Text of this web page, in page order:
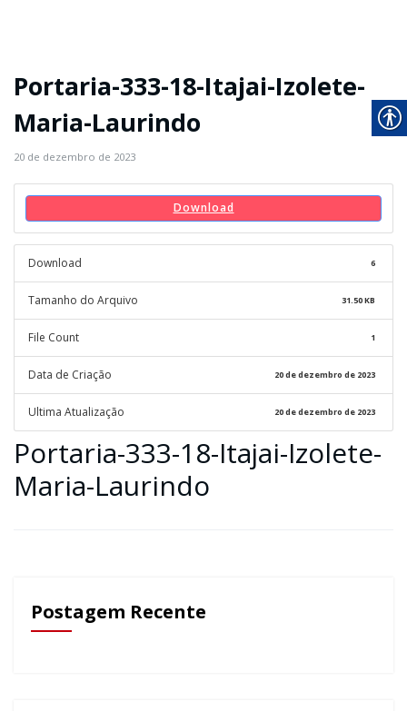
Portaria-333-18-Itajai-Izolete-
Maria-Laurindo
20 de dezembro de 2023
Download
Download 6
Tamanho do Arquivo 31.50 KB
File Count 1
Data de Criação 20 de dezembro de 2023
Ultima Atualização 20 de dezembro de 2023
Portaria-333-18-Itajai-Izolete-
Maria-Laurindo
Postagem Recente